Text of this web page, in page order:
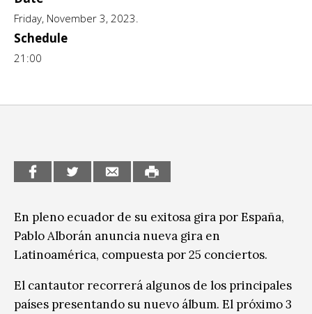
CCE en el interior/libros
Exposiciones
Formación
Medio Ambiente
Música
Sin categoría
Friday, November 3, 2023.
Schedule
21:00
En pleno ecuador de su exitosa gira por España,
Pablo Alborán anuncia nueva gira en
Latinoamérica, compuesta por 25 conciertos.
El cantautor recorrerá algunos de los principales
países presentando su nuevo álbum. El próximo 3